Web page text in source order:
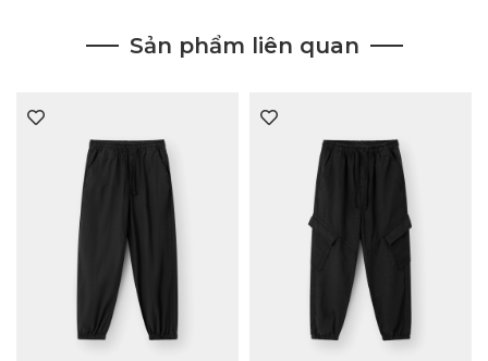
Sản phẩm liên quan